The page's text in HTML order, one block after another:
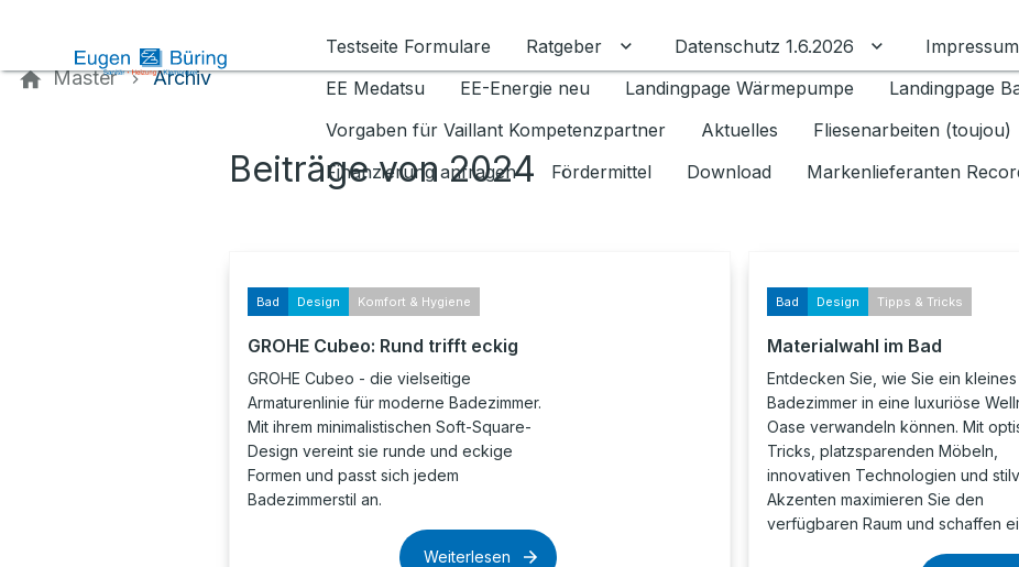
Testseite Formulare
Ratgeber Untermenü für Ratgeber umschalten
Datenschutz 1.6.2026 Untermenü für
Impressum
EE Medatsu
EE-Energie neu Landingpage Wärmepumpe Landingpage
Vorgaben für Vaillant Kompetenzpartner
Aktuelles Fliesenarbeiten (toujou)
Finanzierung anfragen
Fördermittel Download Markenlieferanten
Master Archiv
Beiträge von 2024
Bad Design Komfort & Hygiene
GROHE Cubeo: Rund trifft eckig
GROHE Cubeo - die vielseitige
Armaturenlinie für moderne Badezimmer.
Mit ihrem minimalistischen Soft-Square-
Design vereint sie runde und eckige
Formen und passt sich jedem
Badezimmerstil an.
Weiterlesen
Bad Design Tipps & Tricks
Materialwahl im Bad
Entdecken Sie, wie Sie ein kleines
Badezimmer in eine luxuriöse
Oase verwandeln können. Mit
Tricks, platzsparenden Möbeln,
innovativen Technologien und
Akzenten maximieren Sie den
verfügbaren Raum und schaffen